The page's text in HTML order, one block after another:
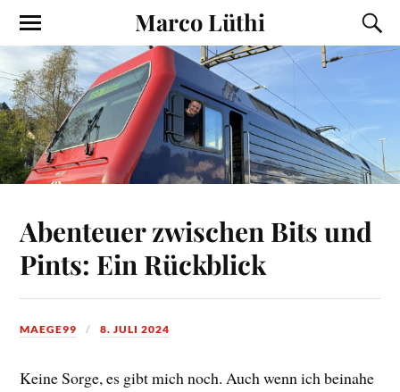
Marco Lüthi
Abenteuer zwischen Bits und
Pints: Ein Rückblick
MAEGE99 8. JULI 2024
Keine Sorge, es gibt mich noch. Auch wenn ich beinahe